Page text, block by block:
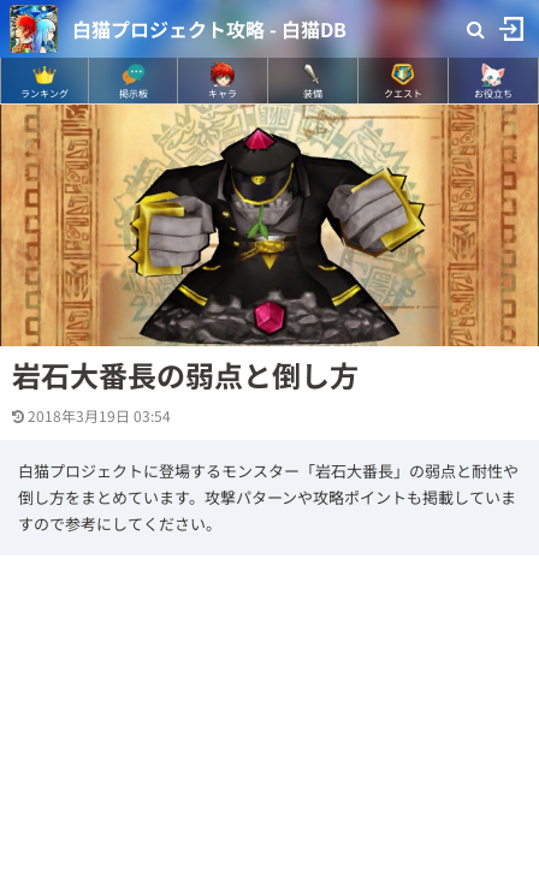
白猫プロジェクト攻略 - 白猫DB
ランキング 掲示板 キャラ 装備 クエスト お役立ち
岩石大番長の弱点と倒し方
2018年3月19日 03:54
白猫プロジェクトに登場するモンスター「岩石大番長」の弱点と耐性や
倒し方をまとめています。攻撃パターンや攻略ポイントも掲載していま
すので参考にしてください。